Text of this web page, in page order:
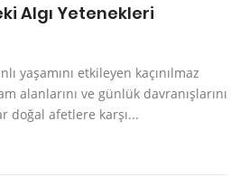
Algı Yetenekleri
yaşamını etkileyen kaçınılmaz
alanlarını ve günlük davranışlarını
doğal afetlere karşı...